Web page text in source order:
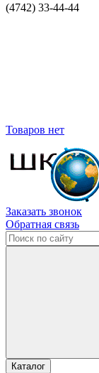
(4742) 33-44-44
Товаров нет
Заказать звонок
Обратная связь
Каталог